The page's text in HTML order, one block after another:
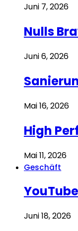
Juni 7, 2026
Nulls
Juni 6, 2026
Mai 16, 2026
High
Mai 11, 2026
Geschäft
Juni 18, 2026